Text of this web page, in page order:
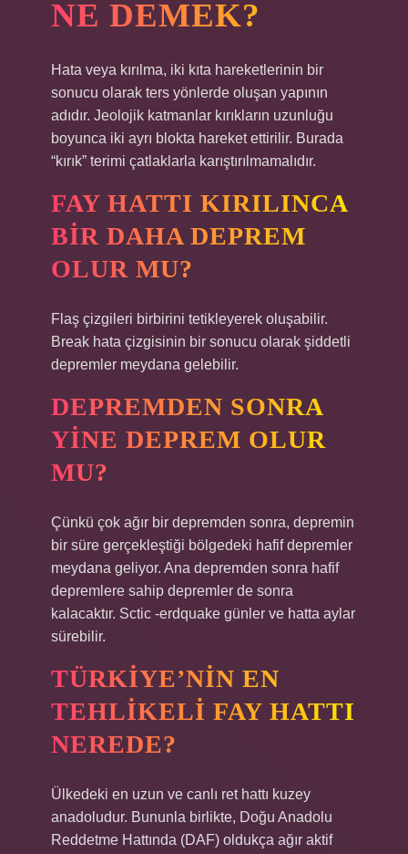
NE DEMEK?
Hata veya kırılma, iki kıta hareketlerinin bir
sonucu olarak ters yönlerde oluşan yapının
adıdır. Jeolojik katmanlar kırıkların uzunluğu
boyunca iki ayrı blokta hareket ettirilir. Burada
“kırık” terimi çatlaklarla karıştırılmamalıdır.
FAY HATTI KIRILINCA
BIR DAHA DEPREM
OLUR MU?
Flaş çizgileri birbirini tetikleyerek oluşabilir.
Break hata çizgisinin bir sonucu olarak şiddetli
depremler meydana gelebilir.
DEPREMDEN SONRA
YINE DEPREM OLUR
MU?
Çünkü çok ağır bir depremden sonra, depremin
bir süre gerçekleştiği bölgedeki hafif depremler
meydana geliyor. Ana depremden sonra hafif
depremlere sahip depremler de sonra
kalacaktır. Sctic -erdquake günler ve hatta aylar
sürebilir.
TÜRKIYE’NIN EN
TEHLIKELI FAY HATTI
NEREDE?
Ülkedeki en uzun ve canlı ret hattı kuzey
anadoludur. Bununla birlikte, Doğu Anadolu
Reddetme Hattında (DAF) oldukça ağır aktif